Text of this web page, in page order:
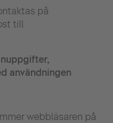
på
till
användningen
webbläsaren på